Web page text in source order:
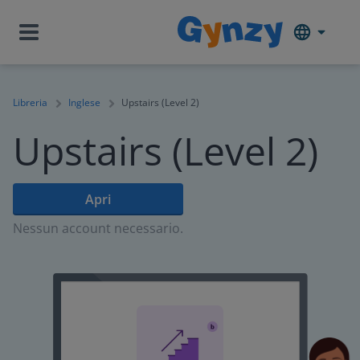
Libreria Inglese Upstairs (Level 2)
Upstairs (Level 2)
Apri
Nessun account necessario.